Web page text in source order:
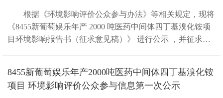
根据《环境影响评价公众参与办法》等相关规定，现将
《8455新葡萄娱乐年产 2000 吨医药中间体四丁基溴化铵项
目环境影响报告书（征求意见稿）》 进行公示 ，并征求公
8455新葡萄娱乐年产2000吨医药中间体四丁基溴化铵
项目 环境影响评价公众参与信息第一次公示